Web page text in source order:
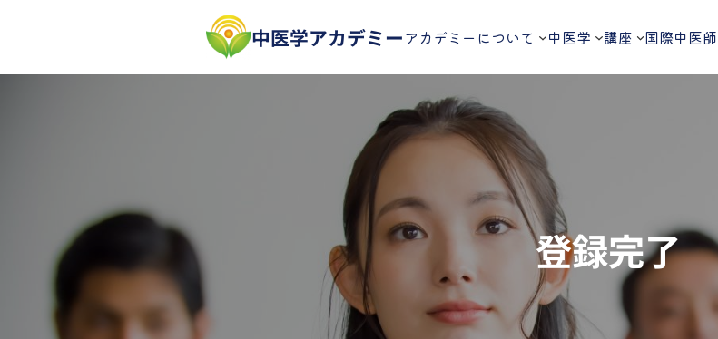
を
中医学アカデミーアカデミーについて 中医学 講座 国際中医師
登録完了